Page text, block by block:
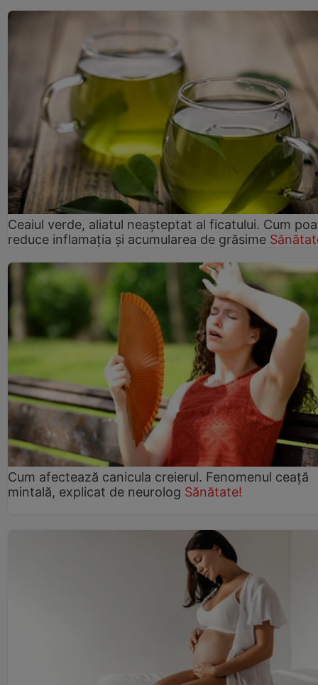
Ceaiul verde, aliatul neașteptat al ficatului. Cum
reduce inflamația și acumularea de grăsime
Cum afectează canicula creierul. Fenomenul ceață
mintală, explicat de neurolog Sănătate!